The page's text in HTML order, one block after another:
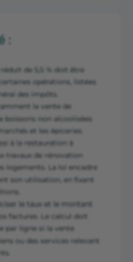
:
réduit de 5,5 % doit être
opérations, listées
des impôts.
la vente de
boissons non alcoolisées
et les épiceries.
à la restauration à
travaux de rénovation
logements. La loi encadre
son utilisation, en fixant
le taux et le montant
factures. Le calcul doit
par ligne si la vente
ou des services relevant